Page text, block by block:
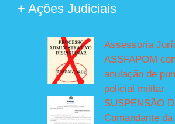
+ Ações Judiciais
Assessoria
ASSFAPOM
anulação de
policial militar
SUSPENSÃO
Comandante